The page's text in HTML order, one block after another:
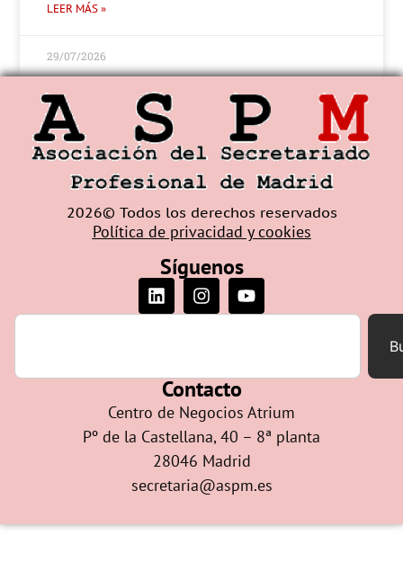
LEER MÁS »
29/07/2026
2026© Todos los derechos reservados
Política de privacidad y cookies
Síguenos
Contacto
Centro de Negocios Atrium
Pº de la Castellana, 40 – 8ª planta
28046 Madrid
secretaria@aspm.es